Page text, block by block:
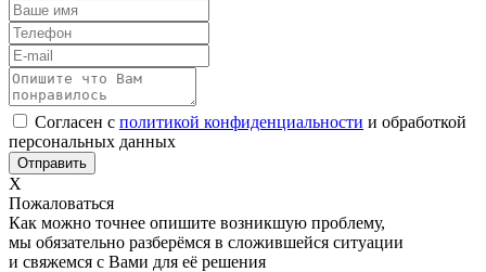
Согласен с политикой конфиденциальности и обработкой
персональных данных
Х
Пожаловаться
Как можно точнее опишите возникшую проблему,
мы обязательно разберёмся в сложившейся ситуации
и свяжемся с Вами для её решения